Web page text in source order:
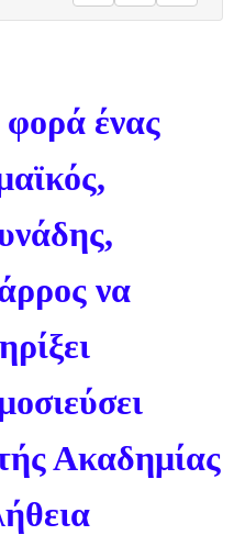
ένας
να
Ακαδημίας